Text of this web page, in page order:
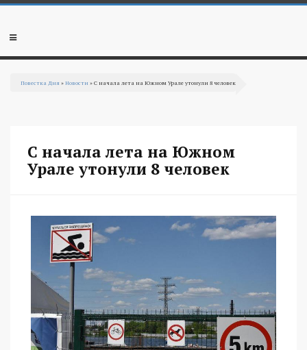
Перейти к основному содержанию
Мобильное
Повестка Дня »Новости » С начала лета на Южном Урале утонули 8 человек
С начала лета на Южном
Урале утонули 8 человек